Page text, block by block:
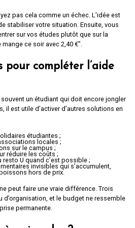
pas cela comme un échec. L’idée est
stabiliser votre situation. Ensuite, vous
sur vos études plutôt que sur la
ce soir avec 2,40 €”.
pour compléter l’aide
souvent un étudiant qui doit encore jongler
il est utile d’activer d’autres solutions en
étudiantes ;
locales ;
sur le campus ;
réduire les coûts ;
U quand c’est possible ;
invisibles qui s’accumulent,
hors de prix.
peut faire une vraie différence. Trois
d’organisation, et le budget ne ressemble
permanente.